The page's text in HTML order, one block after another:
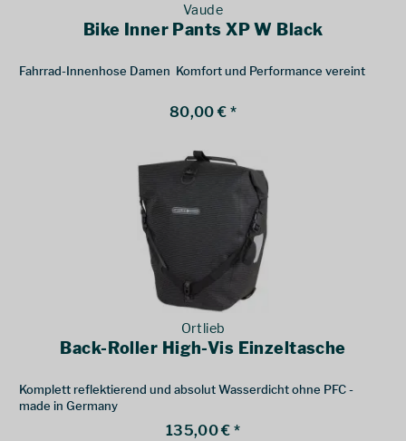
Vaude
Bike Inner Pants XP W Black
Fahrrad-Innenhose Damen  Komfort und Performance vereint
80,00 € *
Ortlieb
Back-Roller High-Vis Einzeltasche
Komplett reflektierend und absolut Wasserdicht ohne PFC -
made in Germany
135,00 € *